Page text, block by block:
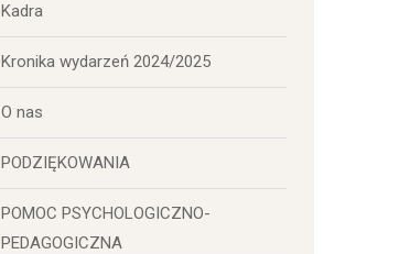
Kadra
Kronika wydarzeń 2024/2025
O nas
PODZIĘKOWANIA
POMOC PSYCHOLOGICZNO-
PEDAGOGICZNA